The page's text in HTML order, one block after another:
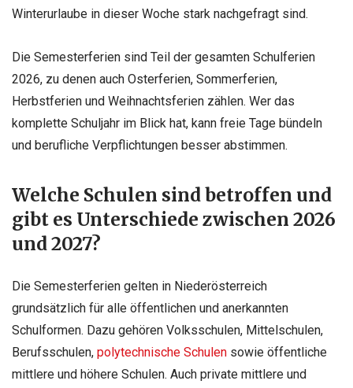
Winterurlaube in dieser Woche stark nachgefragt sind.
Die Semesterferien sind Teil der gesamten Schulferien
2026, zu denen auch Osterferien, Sommerferien,
Herbstferien und Weihnachtsferien zählen. Wer das
komplette Schuljahr im Blick hat, kann freie Tage bündeln
und berufliche Verpflichtungen besser abstimmen.
Welche Schulen sind betroffen und
gibt es Unterschiede zwischen 2026
und 2027?
Die Semesterferien gelten in Niederösterreich
grundsätzlich für alle öffentlichen und anerkannten
Schulformen. Dazu gehören Volksschulen, Mittelschulen,
Berufsschulen, polytechnische Schulen sowie öffentliche
mittlere und höhere Schulen. Auch private mittlere und